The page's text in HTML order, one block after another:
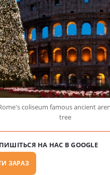
coliseum famous ancient
tree
НА НАС В GOOGLE
ЗАРАЗ